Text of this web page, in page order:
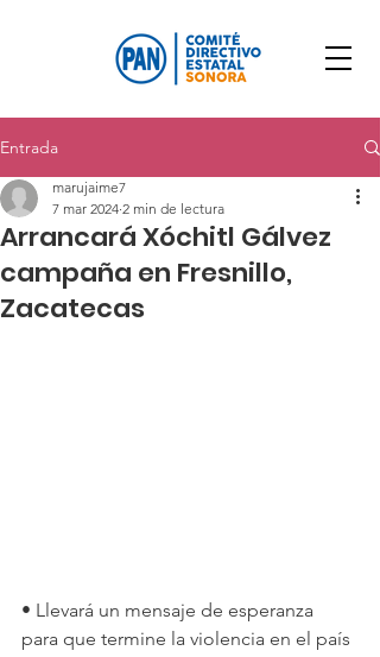
Entrada
Arrancará Xóchitl Gálvez
campaña en Fresnillo,
Zacatecas
marujaime7
7 mar 2024 2 min de lectura
• Llevará un mensaje de esperanza
para que termine la violencia en el país